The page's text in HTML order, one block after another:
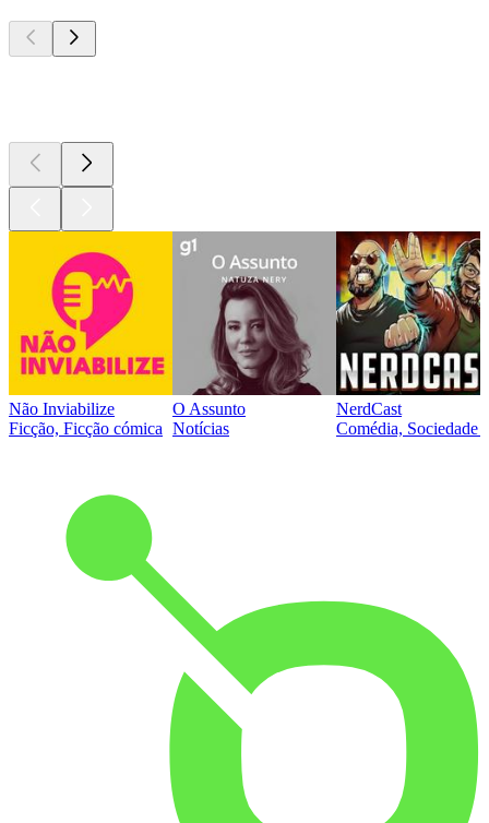
Não Inviabilize
Ficção, Ficção cómica
O Assunto
Notícias
NerdCast
Comédia, Sociedade